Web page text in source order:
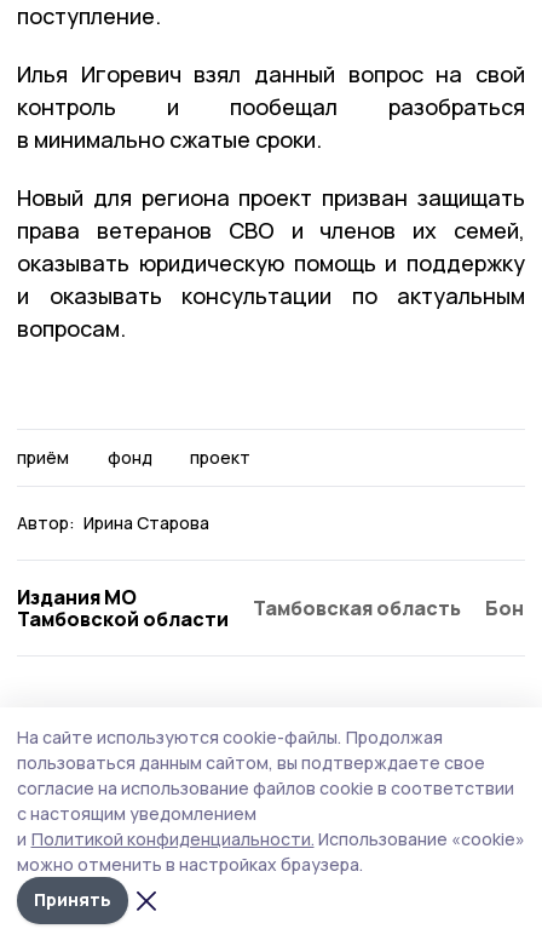
поступление.
Илья Игоревич взял данный вопрос на свой
контроль и пообещал разобраться
в минимально сжатые сроки.
Новый для региона проект призван защищать
права ветеранов СВО и членов их семей,
оказывать юридическую помощь и поддержку
и оказывать консультации по актуальным
вопросам.
приём фонд проект
Автор: Ирина Старова
Издания МО
Тамбовской области
Тамбовская область
Евгений Первышов: «Жердевские
сельхозпредприятия — настоящий пример
ответственного бизнеса»
Глава региона побывал с рабочим визитом в
Жердевском округе. В ходе поездки он посетил
успешные сельскохозяйственные предприятия – ООО
имени Карла Маркса и плодопитомник «Жердевский».
На сайте используются cookie-файлы. Продолжая
пользоваться данным сайтом, вы подтверждаете свое
согласие на использование файлов cookie в соответствии
с настоящим уведомлением
и Политикой конфиденциальности. Использование «cookie»
можно отменить в настройках браузера.
Принять